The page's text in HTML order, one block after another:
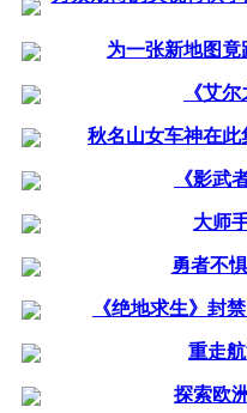
为一张新地图
《艾
秋名山女车神在
《影武
大师
勇者不
《绝地求生》封
重走
探索欧